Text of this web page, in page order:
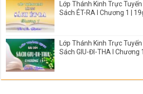
Lớp Thánh Kinh Trực
Sách ÉT-RA I Chương 1 |
Lớp Thánh Kinh Trực
Sách GIU-ĐI-THA I